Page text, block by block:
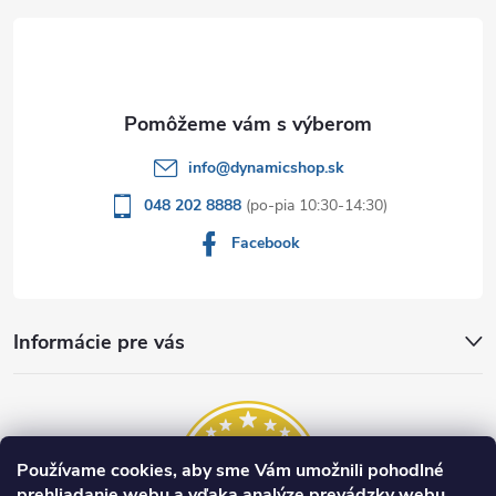
Používame cookies, aby sme Vám umožnili pohodlné
Informácie pre vás
info@dynamicshop.sk
048 202 8888
Facebook